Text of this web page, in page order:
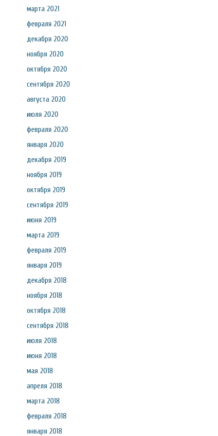
марта 2021
февраля 2021
декабря 2020
ноября 2020
октября 2020
сентября 2020
августа 2020
июля 2020
февраля 2020
января 2020
декабря 2019
ноября 2019
октября 2019
сентября 2019
июня 2019
марта 2019
февраля 2019
января 2019
декабря 2018
ноября 2018
октября 2018
сентября 2018
июля 2018
июня 2018
мая 2018
апреля 2018
марта 2018
февраля 2018
января 2018